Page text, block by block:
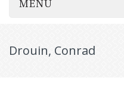
MENU
Drouin, Conrad